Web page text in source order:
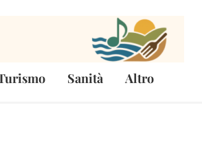
Sanità Altro